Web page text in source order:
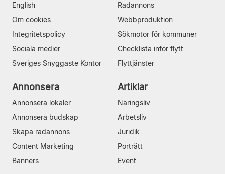
English
Om cookies
Integritetspolicy
Sociala medier
Sveriges Snyggaste Kontor
Radannons
Webbproduktion
Sökmotor för kommuner
Checklista inför flytt
Flyttjänster
Annonsera
Annonsera lokaler
Annonsera budskap
Skapa radannons
Content Marketing
Banners
Artiklar
Näringsliv
Arbetsliv
Juridik
Porträtt
Event